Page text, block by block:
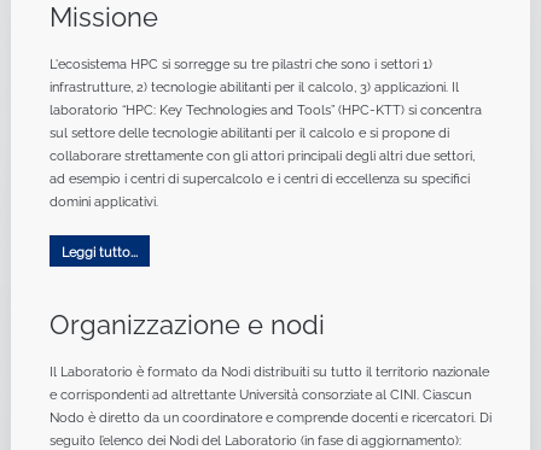
Missione
L'ecosistema HPC si sorregge su tre pilastri che sono i settori 1)
infrastrutture, 2) tecnologie abilitanti per il calcolo, 3) applicazioni. Il
laboratorio “HPC: Key Technologies and Tools” (HPC-KTT) si concentra
sul settore delle tecnologie abilitanti per il calcolo e si propone di
collaborare strettamente con gli attori principali degli altri due settori,
ad esempio i centri di supercalcolo e i centri di eccellenza su specifici
domini applicativi.
Leggi tutto...
Organizzazione e nodi
Il Laboratorio è formato da Nodi distribuiti su tutto il territorio nazionale
e corrispondenti ad altrettante Università consorziate al CINI. Ciascun
Nodo è diretto da un coordinatore e comprende docenti e ricercatori. Di
seguito l’elenco dei Nodi del Laboratorio (in fase di aggiornamento):